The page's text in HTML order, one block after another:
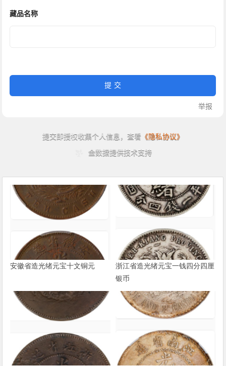
安徽省造光绪元宝十文铜元
浙江省造光绪元宝一钱四分四厘
银币